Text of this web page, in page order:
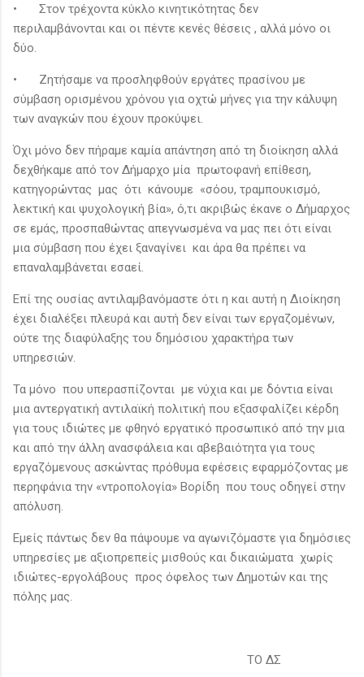
•
Στον τρέχοντα κύκλο κινητικότητας δεν
περιλαμβάνονται και οι πέντε κενές θέσεις , αλλά μόνο οι
δύο.
•
Ζητήσαμε να προσληφθούν εργάτες πρασίνου με
σύμβαση ορισμένου χρόνου για οχτώ μήνες για την κάλυψη
των αναγκών που έχουν προκύψει.
Όχι μόνο δεν πήραμε καμία απάντηση από τη διοίκηση αλλά
δεχθήκαμε από τον Δήμαρχο μία πρωτοφανή επίθεση,
κατηγορώντας μας ότι κάνουμε «σόου, τραμπουκισμό,
λεκτική και ψυχολογική βία», ό,τι ακριβώς έκανε ο Δήμαρχος
σε εμάς, προσπαθώντας απεγνωσμένα να μας πει ότι είναι
μια σύμβαση που έχει ξαναγίνει και άρα θα πρέπει να
επαναλαμβάνεται εσαεί.
Επί της ουσίας αντιλαμβανόμαστε ότι η και αυτή η Διοίκηση
έχει διαλέξει πλευρά και αυτή δεν είναι των εργαζομένων,
ούτε της διαφύλαξης του δημόσιου χαρακτήρα των
υπηρεσιών.
Τα μόνο που υπερασπίζονται με νύχια και με δόντια είναι
μια αντεργατική αντιλαϊκή πολιτική που εξασφαλίζει κέρδη
για τους ιδιώτες με φθηνό εργατικό προσωπικό από την μια
και από την άλλη ανασφάλεια και αβεβαιότητα για τους
εργαζόμενους ασκώντας πρόθυμα εφέσεις εφαρμόζοντας με
περηφάνια την «ντροπολογία» Βορίδη που τους οδηγεί στην
απόλυση.
Εμείς πάντως δεν θα πάψουμε να αγωνιζόμαστε για δημόσιες
υπηρεσίες με αξιοπρεπείς μισθούς και δικαιώματα χωρίς
ιδιώτες-εργολάβους προς όφελος των Δημοτών και της
πόλης μας.
ΤΟ ΔΣ